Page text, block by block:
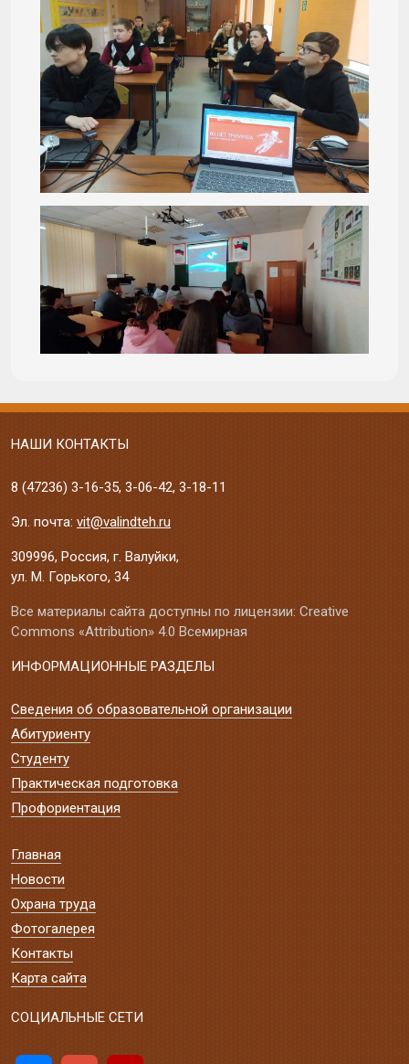
НАШИ КОНТАКТЫ
8 (47236) 3-16-35, 3-06-42, 3-18-11
Эл. почта: vit@valindteh.ru
309996, Россия, г. Валуйки,
ул. М. Горького, 34
Все материалы сайта доступны по лицензии: Creative
Commons «Attribution» 4.0 Всемирная
ИНФОРМАЦИОННЫЕ РАЗДЕЛЫ
Сведения об образовательной организации
Абитуриенту
Студенту
Практическая подготовка
Профориентация
Главная
Новости
Охрана труда
Фотогалерея
Контакты
Карта сайта
СОЦИАЛЬНЫЕ СЕТИ